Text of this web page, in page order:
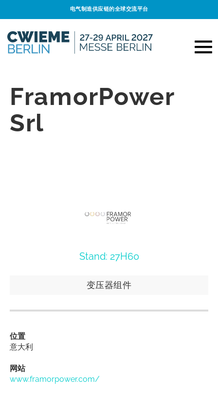
电气制造供应链的全球交流平台
FramorPower
Srl
Stand: 27H60
变压器组件
位置
意大利
网站
www.framorpower.com/